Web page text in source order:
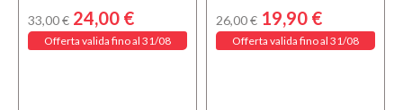
33,00 € 24,00 €
Offerta valida fino al 31/08
26,00 € 19,90 €
Offerta valida fino al 31/08